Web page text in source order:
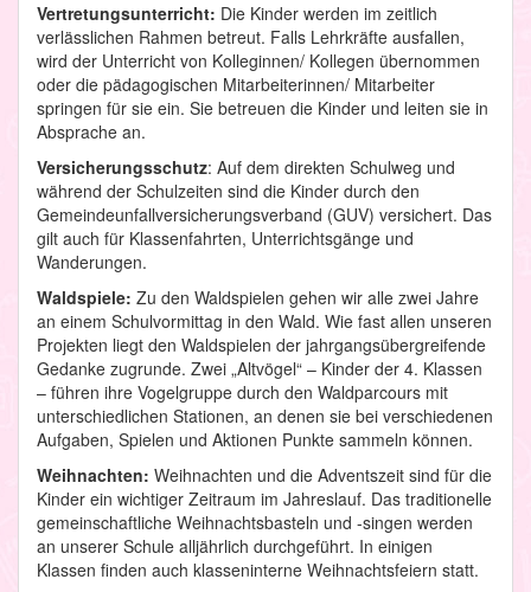
Vertretungsunterricht: Die Kinder werden im zeitlich
verlässlichen Rahmen betreut. Falls Lehrkräfte ausfallen,
wird der Unterricht von Kolleginnen/ Kollegen übernommen
oder die pädagogischen Mitarbeiterinnen/ Mitarbeiter
springen für sie ein. Sie betreuen die Kinder und leiten sie in
Absprache an.
Versicherungsschutz: Auf dem direkten Schulweg und
während der Schulzeiten sind die Kinder durch den
Gemeindeunfallversicherungsverband (GUV) versichert. Das
gilt auch für Klassenfahrten, Unterrichtsgänge und
Wanderungen.
Waldspiele: Zu den Waldspielen gehen wir alle zwei Jahre
an einem Schulvormittag in den Wald. Wie fast allen unseren
Projekten liegt den Waldspielen der jahrgangsübergreifende
Gedanke zugrunde. Zwei „Altvögel“ – Kinder der 4. Klassen
– führen ihre Vogelgruppe durch den Waldparcours mit
unterschiedlichen Stationen, an denen sie bei verschiedenen
Aufgaben, Spielen und Aktionen Punkte sammeln können.
Weihnachten: Weihnachten und die Adventszeit sind für die
Kinder ein wichtiger Zeitraum im Jahreslauf. Das traditionelle
gemeinschaftliche Weihnachtsbasteln und -singen werden
an unserer Schule alljährlich durchgeführt. In einigen
Klassen finden auch klasseninterne Weihnachtsfeiern statt.